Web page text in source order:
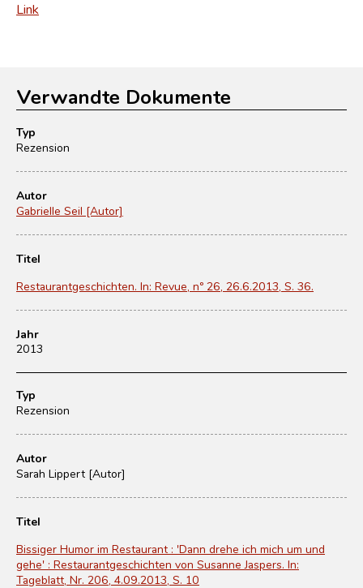
Link
Verwandte Dokumente
Typ
Rezension
Autor
Gabrielle Seil [Autor]
Titel
Restaurantgeschichten. In: Revue, nº 26, 26.6.2013, S. 36.
Jahr
2013
Typ
Rezension
Autor
Sarah Lippert [Autor]
Titel
Bissiger Humor im Restaurant : 'Dann drehe ich mich um und
gehe' : Restaurantgeschichten von Susanne Jaspers. In:
Tageblatt, Nr. 206, 4.09.2013, S. 10